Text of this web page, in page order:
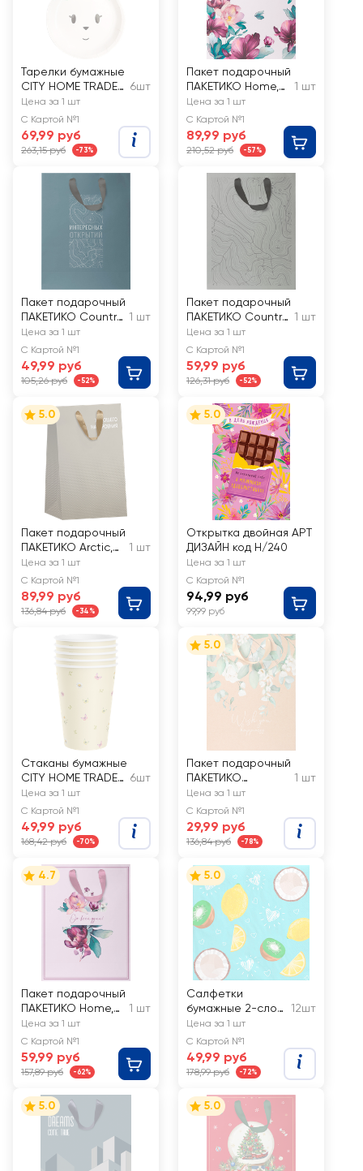
Тарелки бумажные
CITY HOME TRADE
Пасха, фигурные,
Арт. PLTF
6шт
Цена за 1 шт
С Картой №1
69,99 руб
263,15 руб -73%
Пакет подарочный
ПАКЕТИКО Home,
эффект,
31,5х25,5х11см, Арт.
LVT
1 шт
Цена за 1 шт
С Картой №1
89,99 руб
210,52 руб -57%
Пакет подарочный
ПАКЕТИКО Country,
14х19х9см, Арт. SN
1 шт
Цена за 1 шт
С Картой №1
49,99 руб
105,26 руб -52%
Пакет подарочный
ПАКЕТИКО Country,
22,7х18х10см,
эффект, Арт. MT
1 шт
Цена за 1 шт
С Картой №1
59,99 руб
126,31 руб -52%
5.0
Пакет подарочный
ПАКЕТИКО Arctic,
31,5х25,5х11см, Арт.
LV
1 шт
Цена за 1 шт
С Картой №1
89,99 руб
136,84 руб -34%
5.0
Открытка двойная АРТ
ДИЗАЙН код Н/240
Цена за 1 шт
С Картой №1
94,99 руб
99,99 руб
Стаканы бумажные
CITY HOME TRADE
Пасха 250мл,
желтые, Арт.
CUP250
6шт
Цена за 1 шт
С Картой №1
49,99 руб
168,42 руб -70%
5.0
Пакет подарочный
ПАКЕТИКО
Эвкалипт Крафт,
32х26,5х12,5см,
Арт. КL
1 шт
Цена за 1 шт
С Картой №1
29,99 руб
136,84 руб -78%
4.7
Пакет подарочный
ПАКЕТИКО Home,
эффект,
22,7х18х10см, Арт.
MT
1 шт
Цена за 1 шт
С Картой №1
59,99 руб
157,89 руб -62%
5.0
Салфетки
бумажные 2-слоя
33х33, Арт. СЛФ
12шт
Цена за 1 шт
С Картой №1
49,99 руб
178,99 руб -72%
5.0 5.0